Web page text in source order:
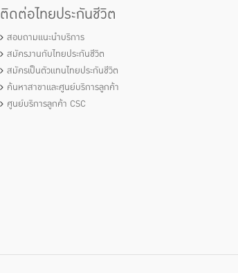
ติดต่อไทยประกันชีวิต
สอบถามแนะนำบริการ
สมัครงานกับไทยประกันชีวิต
สมัครเป็นตัวแทนไทยประกันชีวิต
ค้นหาสาขาและศูนย์บริการลูกค้า
ศูนย์บริการลูกค้า CSC